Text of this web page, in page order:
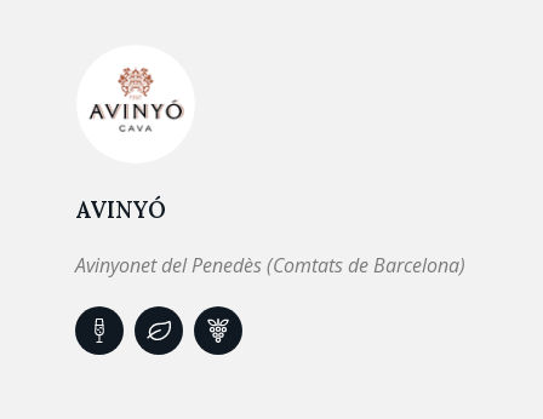
AVINYÓ
Avinyonet del Penedès (Comtats de Barcelona)